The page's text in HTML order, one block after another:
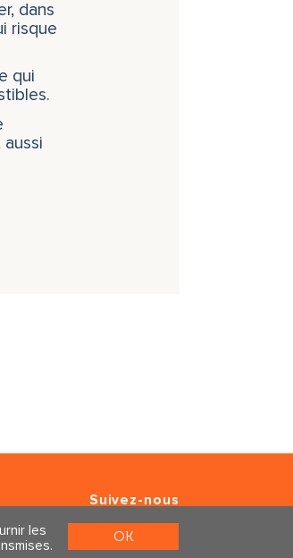
dans
risque
qui
Suivez-nous
les
OK